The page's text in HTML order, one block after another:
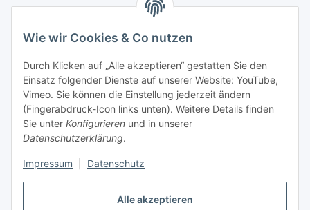
Alle akzeptieren
Wie wir Cookies & Co nutzen
Durch Klicken auf „Alle akzeptieren“ gestatten Sie den
Einsatz folgender Dienste auf unserer Website: YouTube,
Vimeo. Sie können die Einstellung jederzeit ändern
(Fingerabdruck-Icon links unten). Weitere Details finden
Sie unter Konfigurieren und in unserer
Datenschutzerklärung.
Impressum Datenschutz
Gesetzliche Informationen
Zahlungsinformationen
Versandinformationen